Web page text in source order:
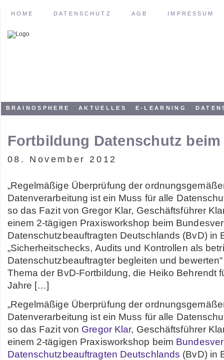
HOME DATENSCHUTZ AGB IMPRESSUM
BRAINOSPHERE AKTUELLES E-LEARNING
Fortbildung Datenschutz beim
08. November 2012
„Regelmäßige Überprüfung der
Datenverarbeitung ist ein Muss für alle
so das Fazit von Gregor Klar, Geschäftsführer
einem 2-tägigen Praxisworkshop beim
Datenschutzbeauftragten Deutschlands (BvD) in
„Sicherheitschecks, Audits und Kontrollen als
Datenschutzbeauftragter begleiten und
Thema der BvD-Fortbildung, die Heiko Behrendt
Jahre […]
„Regelmäßige Überprüfung der
Datenverarbeitung ist ein Muss für alle
so das Fazit von Gregor Klar, Geschäftsführer
einem 2-tägigen Praxisworkshop beim
Datenschutzbeauftragten Deutschlands (BvD) in